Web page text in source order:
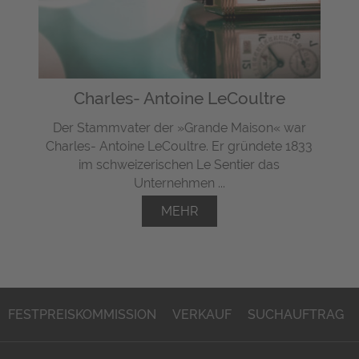
Charles- Antoine LeCoultre
Der Stammvater der »Grande Maison« war
Charles- Antoine LeCoultre. Er gründete 1833
im schweizerischen Le Sentier das
Unternehmen ...
MEHR
FESTPREISKOMMISSION VERKAUF SUCHAUFTRAG